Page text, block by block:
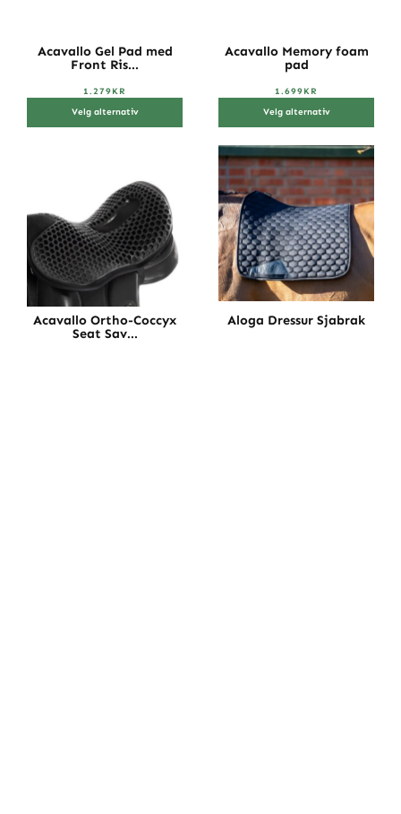
Acavallo Gel Pad med
Front Ris...
1.279KR
Velg alternativ
Acavallo Memory foam
pad
1.699KR
Velg alternativ
Acavallo Ortho-Coccyx
Seat Sav...
Aloga Dressur Sjabrak